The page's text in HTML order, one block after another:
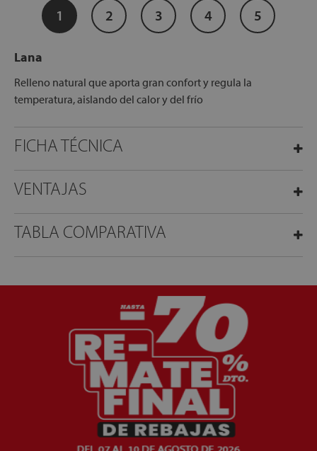
1 2 3 4 5
Lana
Relleno natural que aporta gran confort y regula la
temperatura, aislando del calor y del frío
FICHA TÉCNICA
VENTAJAS
TABLA COMPARATIVA